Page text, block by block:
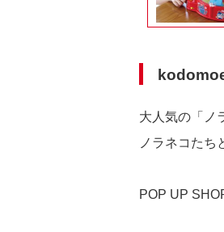
大人気の「ノ
ノラネコたち
POP UP